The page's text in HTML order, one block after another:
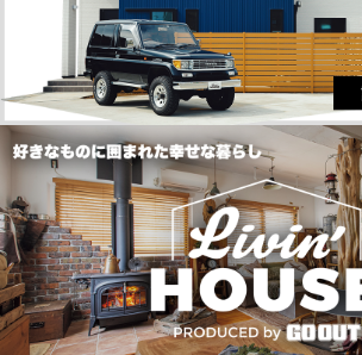
なども含みます），IPアドレス，クッ
情報，端末の個体識別情報などの履歴
性情報を，ユーザーが当社や提携先の
用しまたはページを閲覧する際に収集
第３条（個人情報を収集・利用する目
当社が個人情報を収集・利用する目的
おりです。
（1）ユーザーに自分の登録情報の閲
状況の閲覧を行っていただくために，
連絡先，支払方法などの登録情報，利
ビスや購入された商品，およびそれら
関する情報を表示する目的